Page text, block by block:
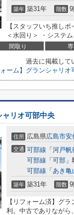
築年 築31年 階数
【スタッフいち推し
＜水回り＞ ・システ
間取り
過去に掲載して
ォーム】グランシャリ
ャリオ可部中央
住所 広島県広島市安
交通 可部線 「 河戸帆
可部線 「 可部
可部線 「 あき亀
築年 築31年 階数
【リフォーム済】グ
利。中古でありながら